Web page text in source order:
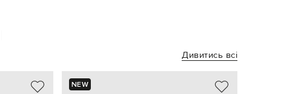
Дивитись всі
NEW